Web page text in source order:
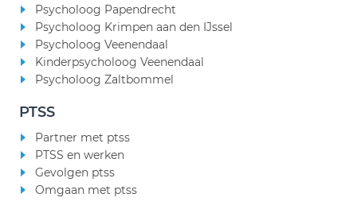
Psycholoog Papendrecht
Psycholoog Krimpen aan den IJssel
Psycholoog Veenendaal
Kinderpsycholoog Veenendaal
Psycholoog Zaltbommel
PTSS
Partner met ptss
PTSS en werken
Gevolgen ptss
Omgaan met ptss